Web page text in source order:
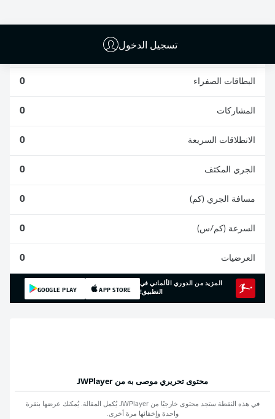
تسجيل الدخول
البطاقات الصفراء 0
المشاركات 0
الانطلاقات السريعة 0
الجري المكثف 0
مسافة الجري (كم) 0
السرعة (كم/س) 0
العرضيات 0
المزيد من الدوري الألماني في
التطبيق!
APP STORE
GOOGLE PLAY
محتوى تحريري موصى به من JWPlayer
في هذه النقطة ستجد محتوى خارجيًا منJWPlayer يُكمل المقالة. يُمكنك عرضها بنقرة
واحدة وإخفائها مرة أخرى.